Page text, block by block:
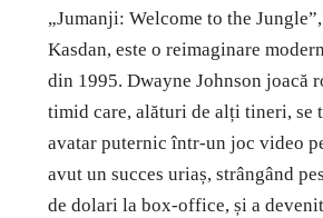
„Jumanji: Welcome to the
Kasdan, este o reimaginare
din 1995. Dwayne Johnson joacă
timid care, alături de alți tineri, se
avatar puternic într-un joc video
avut un succes uriaș, strângând
de dolari la box-office, și a